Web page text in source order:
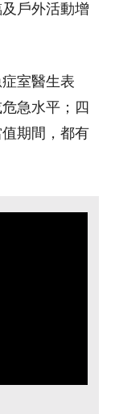
戶外活動增
室醫生表
急水平；四
期間，都有